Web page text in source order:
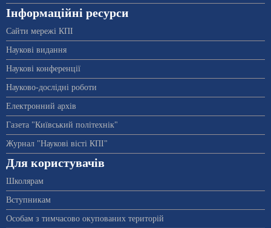
Інформаційні ресурси
Сайти мережі КПІ
Наукові видання
Наукові конференції
Науково-дослідні роботи
Електронний архів
Газета "Київський політехнік"
Журнал "Наукові вісті КПІ"
Для користувачів
Школярам
Вступникам
Особам з тимчасово окупованих територій